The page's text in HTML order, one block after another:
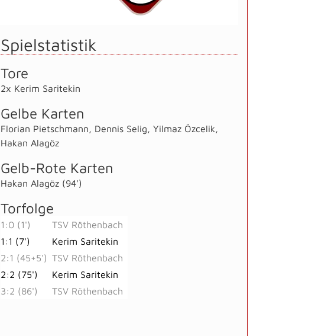
Spielstatistik
Tore
2x Kerim Saritekin
Gelbe Karten
Florian Pietschmann Dennis Selig Yilmaz Özcelik
Hakan Alagöz
Gelb-Rote Karten
Hakan Alagöz (94')
Torfolge
1:0 (1')
TSV Röthenbach
1:1 (7')
Kerim Saritekin
2:1 (45+5') TSV Röthenbach
2:2 (75')
Kerim Saritekin
3:2 (86')
TSV Röthenbach